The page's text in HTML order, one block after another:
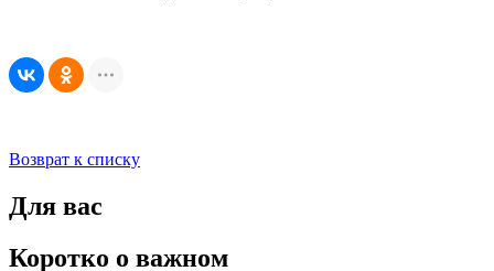
Возврат к списку
Для вас
Коротко о важном